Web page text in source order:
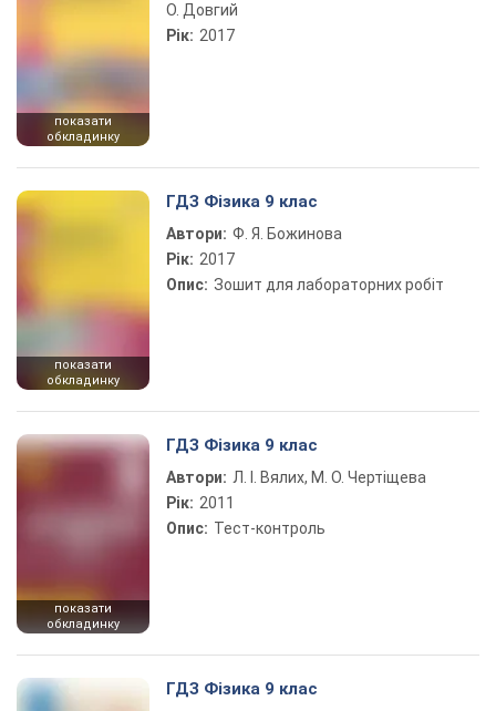
показати
обкладинку
О. Довгий
Рік: 2017
показати
обкладинку
ГДЗ Фізика 9 клас
Автори: Ф. Я. Божинова
Рік: 2017
Опис:
Зошит для лабораторних робіт
показати
обкладинку
ГДЗ Фізика 9 клас
Автори: Л. І. Вялих, М. О. Чертіщева
Рік: 2011
Опис: Тест-контроль
ГДЗ Фізика 9 клас